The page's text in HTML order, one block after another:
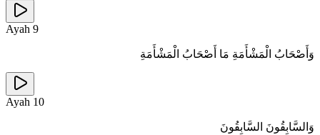
Ayah 9
وَأَصْحَابُ الْمَشْأَمَةِ مَا أَصْحَابُ الْمَشْأَمَةِ
Ayah 10
وَالسَّابِقُونَ السَّابِقُونَ